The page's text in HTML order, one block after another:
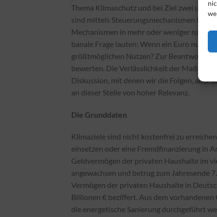
Thema Klimaschutz und bei Ziel zwei um
sind mittels Steuerungsmechanismen
Mechanismen in mehr oder weniger
banale Frage lauten: Wenn ein Euro nur
größtmöglichen Nutzen? Zur
bewerten. Die Verlässlichkeit der Maße
Diskussion, mit denen wir die Folgen, aber
an dieser Stelle von hoher Relevanz.
Die Grunddaten
Klimaziele sind nicht kostenfrei zu
einsetzen oder eine Fremdfinanzierung in
Geldvermögen der privaten Haushalte im
angewachsen und betrug zum Jahresende
Vermögen der privaten Haushalte in
Billionen € beziffert. Aus dem
die energetische Sanierung durchgeführt